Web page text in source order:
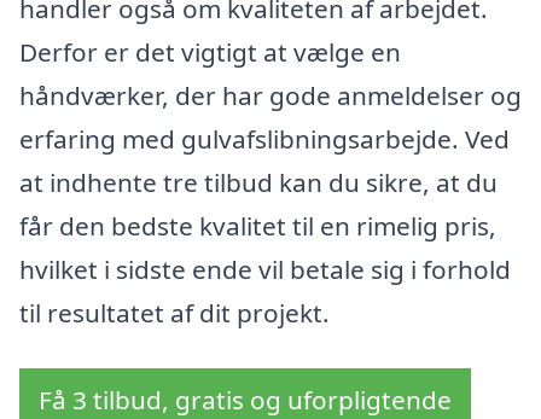
handler også om kvaliteten af arbejdet.
Derfor er det vigtigt at vælge en
håndværker, der har gode anmeldelser og
erfaring med gulvafslibningsarbejde. Ved
at indhente tre tilbud kan du sikre, at du
får den bedste kvalitet til en rimelig pris,
hvilket i sidste ende vil betale sig i forhold
til resultatet af dit projekt.
Få 3 tilbud, gratis og uforpligtende